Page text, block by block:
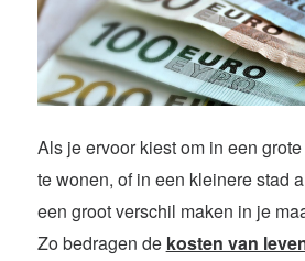
Als je ervoor kiest om in een
te wonen, of in een kleinere stad
een groot verschil maken in je
Zo bedragen de kosten van